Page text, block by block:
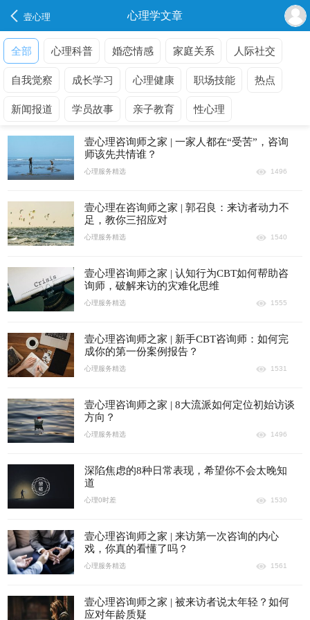
壹心理 心理学文章
全部 心理科普 婚恋情感 家庭关系 人际社交
自我觉察 成长学习 心理健康 职场技能 热点
新闻报道 学员故事 亲子教育 性心理
壹心理咨询师之家 | 一家人都在“受苦”，咨询
师该先共情谁？
心理服务精选 1496
壹心理在咨询师之家 | 郭召良：来访者动力不
足，教你三招应对
心理服务精选 1540
壹心理咨询师之家 | 认知行为CBT如何帮助咨
询师，破解来访的灾难化思维
心理服务精选 1555
壹心理咨询师之家 | 新手CBT咨询师：如何完
成你的第一份案例报告？
心理服务精选 1531
壹心理咨询师之家 | 8大流派如何定位初始访谈
方向？
心理服务精选 1496
深陷焦虑的8种日常表现，希望你不会太晚知
道
心理0时差 1530
壹心理咨询师之家 | 来访第一次咨询的内心
戏，你真的看懂了吗？
心理服务精选 1561
壹心理咨询师之家 | 被来访者说太年轻？如何
应对年龄质疑